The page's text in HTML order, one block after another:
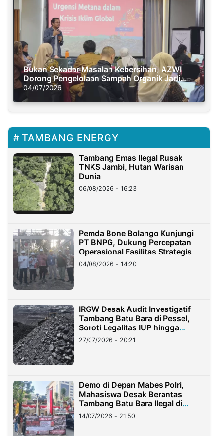
Bukan Sekadar Masalah Kebersihan, AZWI
Dorong Pengelolaan Sampah Organik Jadi
Solusi Krisis Iklim
04/07/2026
TAMBANG ENERGY
Tambang Emas Ilegal Rusak
TNKS Jambi, Hutan Warisan
Dunia
06/08/2026 - 16:23
Pemda Bone Bolango Kunjungi
PT BNPG, Dukung Percepatan
Operasional Fasilitas Strategis
04/08/2026 - 14:20
IRGW Desak Audit Investigatif
Tambang Batu Bara di Pessel,
Soroti Legalitas IUP hingga
Stockpile
27/07/2026 - 20:21
Demo di Depan Mabes Polri,
Mahasiswa Desak Berantas
Tambang Batu Bara Ilegal di
Lampung
14/07/2026 - 21:50